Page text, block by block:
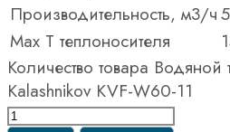
Производительность, м3/ч
Max T теплоносителя
Количество товара Водяной
Kalashnikov KVF-W60-11